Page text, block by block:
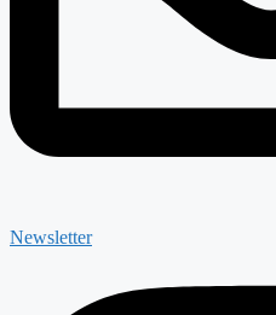
Newsletter